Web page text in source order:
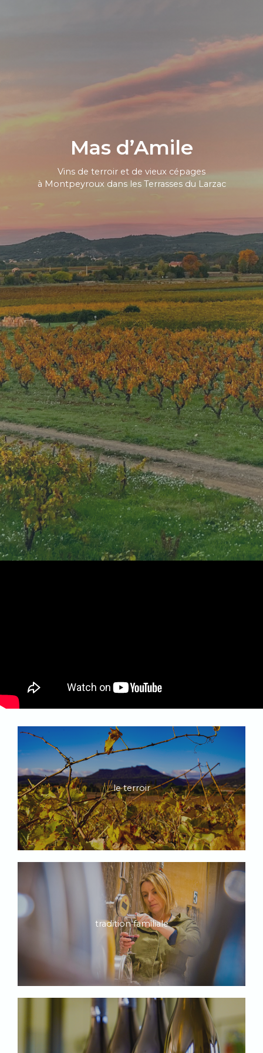
Mas d’Amile
Vins de terroir et de vieux cépages
à Montpeyroux dans les Terrasses du Larzac
le terroir
tradition familiale